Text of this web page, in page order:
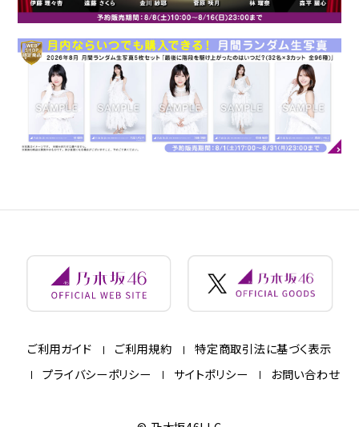
ご利用ガイド ご利用規約
特定商取引法に基づく表示
プライバシーポリシー
サイトポリシー お問い合わせ